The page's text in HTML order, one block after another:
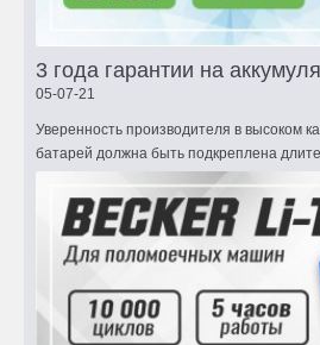
3 года гарантии на
05-07-21
Уверенность производителя в высоком
батарей должна быть подкреплена